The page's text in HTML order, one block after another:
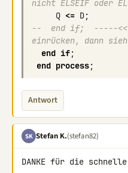
nicht ELSEIF oder
Q <= D;
--  end if;  -----
einrücken, dann
end if;
end process;
Antwort
SK Stefan K.(stefan82)
DANKE für die